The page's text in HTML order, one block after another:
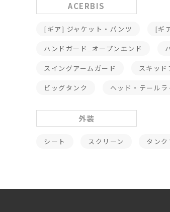
ACERBIS
[ギア] ジャケット・パンツ [ギ
ハンドガード_オープンエンド
スイングアームガード スキッド
ビッグタンク ヘッド・テールラ
外装
シート スクリーン タンク